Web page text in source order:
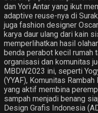
dan Yori Antar yang ikut
adaptive reuse-nya di
juga fashion designer
karya daur ulang dari kain
memperlihatkan hasil
benda perabot kecil rumah
organisasi dan komunitas
MBDW2023 ini, seperti
(YYAF), Komunitas
yang aktif membina
sampah menjadi benang
Design Grafis Indonesia